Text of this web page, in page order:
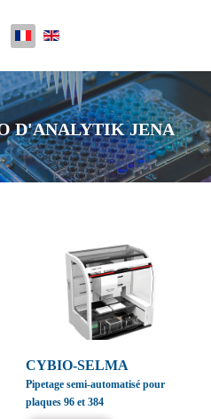
Sélectionnez votre langue
D'ANALYTIK JENA
CYBIO-SELMA
Pipetage semi-automatisé pour
plaques 96 et 384